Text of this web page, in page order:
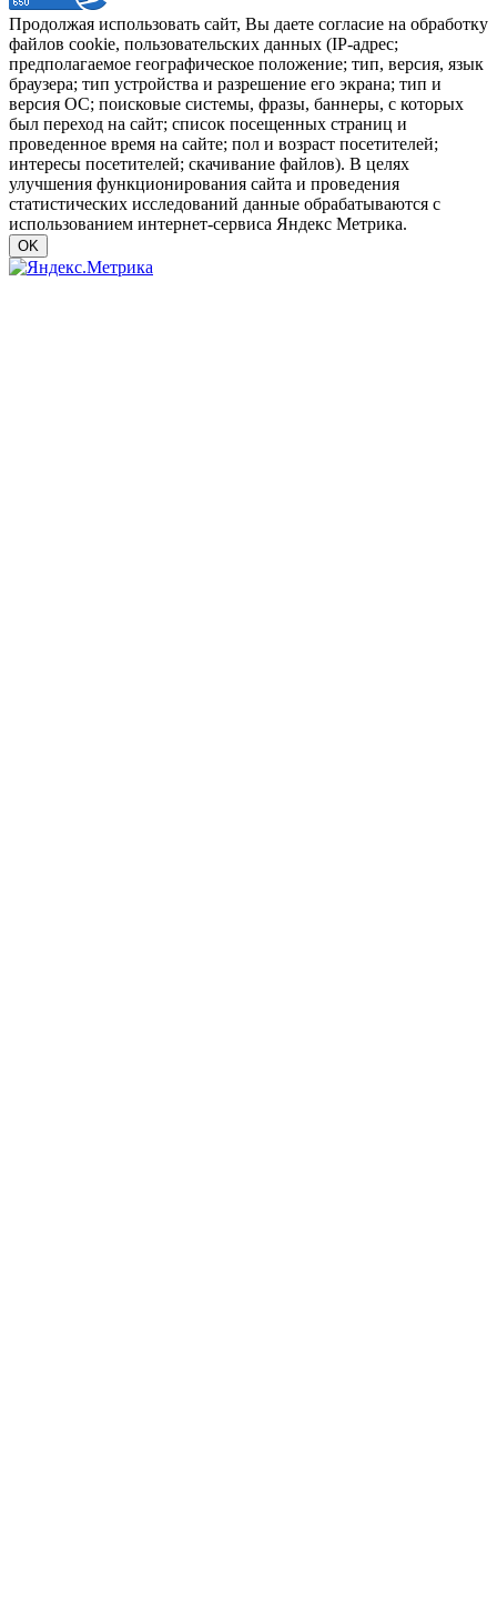
Продолжая использовать сайт, Вы даете согласие на обработку
файлов cookie, пользовательских данных (IP-адрес;
предполагаемое географическое положение; тип, версия, язык
браузера; тип устройства и разрешение его экрана; тип и
версия ОС; поисковые системы, фразы, баннеры, с которых
был переход на сайт; список посещенных страниц и
проведенное время на сайте; пол и возраст посетителей;
интересы посетителей; скачивание файлов). В целях
улучшения функционирования сайта и проведения
статистических исследований данные обрабатываются с
использованием интернет-сервиса Яндекс Метрика.
OK